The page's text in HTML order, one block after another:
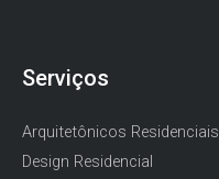
Serviços
Arquitetônicos Residenciais
Design Residencial